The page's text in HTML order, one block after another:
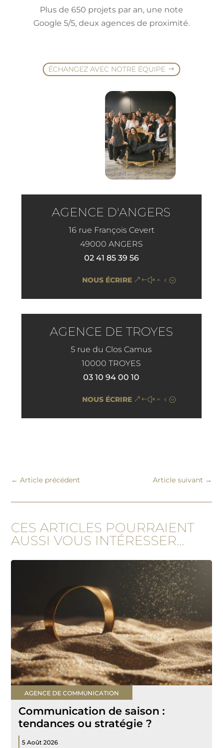
Plus de 650 projets par an, une note
Google 5/5, deux agences de proximité.
ÉCHANGEZ AVEC NOTRE ÉQUIPE
AGENCE D'ANGERS
16 rue François Cevert
49000 ANGERS
02 41 85 39 56
NOUS ÉCRIRE
AGENCE DE TROYES
5 rue du Clos Camus
10000 TROYES
03 10 94 00 10
NOUS ÉCRIRE
←Article précédent Article suivant →
CES ARTICLES POURRAIENT
AUSSI VOUS INTÉRESSER...
AGENCE DE COMMUNICATION
Communication de saison :
tendances ou stratégie ?
5 Août 2026